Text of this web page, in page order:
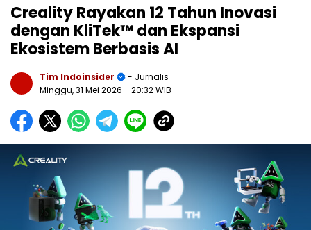
Creality Rayakan 12 Tahun Inovasi
dengan KliTek™ dan Ekspansi
Ekosistem Berbasis AI
Tim Indoinsider
- Jurnalis
Minggu, 31 Mei 2026 - 20:32 WIB